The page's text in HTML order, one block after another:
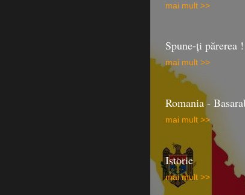
mai mult >>
Spune-ţi părerea !
mai mult >>
Romania -
mai mult >>
Istorie
mai mult >>